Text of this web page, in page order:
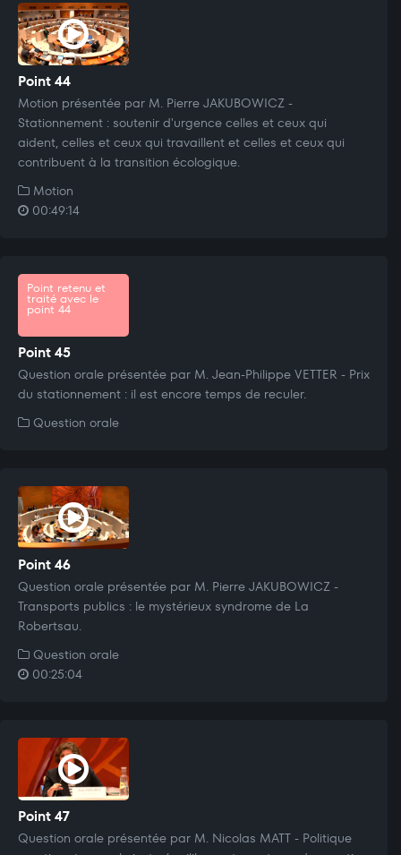
Point 44
Motion présentée par M. Pierre JAKUBOWICZ -
Stationnement : soutenir d'urgence celles et ceux qui
aident, celles et ceux qui travaillent et celles et ceux qui
contribuent à la transition écologique.
Motion
00:49:14
Point retenu et
traité avec le
point 44
Point 45
Question orale présentée par M. Jean-Philippe VETTER - Prix
du stationnement : il est encore temps de reculer.
Question orale
Point 46
Question orale présentée par M. Pierre JAKUBOWICZ -
Transports publics : le mystérieux syndrome de La
Robertsau.
Question orale
00:25:04
Point 47
Question orale présentée par M. Nicolas MATT - Politique